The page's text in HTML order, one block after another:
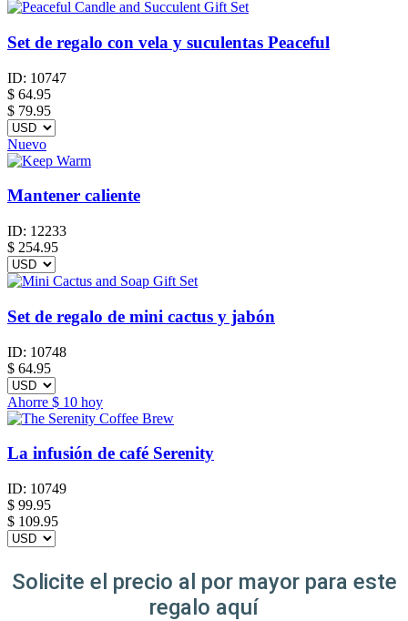
Set de regalo con vela y suculentas Peaceful
ID: 10747
$ 64.95
$ 79.95
Nuevo
Mantener caliente
ID: 12233
$ 254.95
Set de regalo de mini cactus y jabón
ID: 10748
$ 64.95
Ahorre $ 10 hoy
La infusión de café Serenity
ID: 10749
$ 99.95
$ 109.95
Solicite el precio al por mayor para este
regalo aquí